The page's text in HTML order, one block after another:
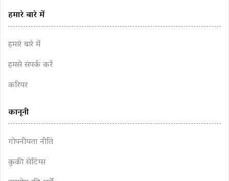
हमारे बारे में
हमारे बारे में
हमसे संपर्क करें
करियर
कानूनी
गोपनीयता नीति
कुकी सेटिंग्स